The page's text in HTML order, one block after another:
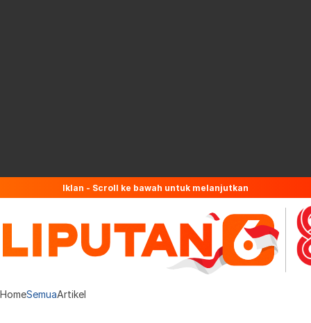
Iklan - Scroll ke bawah untuk melanjutkan
HomeSemuaArtikel